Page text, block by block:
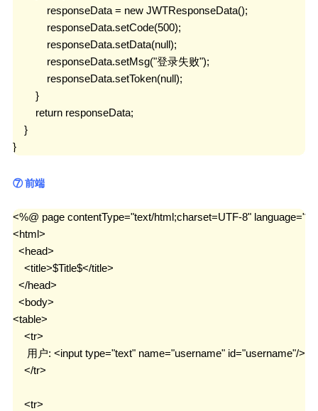
            responseData = new JWTResponseData();
            responseData.setCode(500);
            responseData.setData(null);
            responseData.setMsg("登录失败");
            responseData.setToken(null);
        }
        return responseData;
    }
}
⑦ 前端
<%@ page contentType="text/html;charset=UTF-8"
<html>
  <head>
    <title>$Title$</title>
  </head>
  <body>
<table>
    <tr>
     用户: <input type="text" name="username" id="username"/>
    </tr>
    <tr>